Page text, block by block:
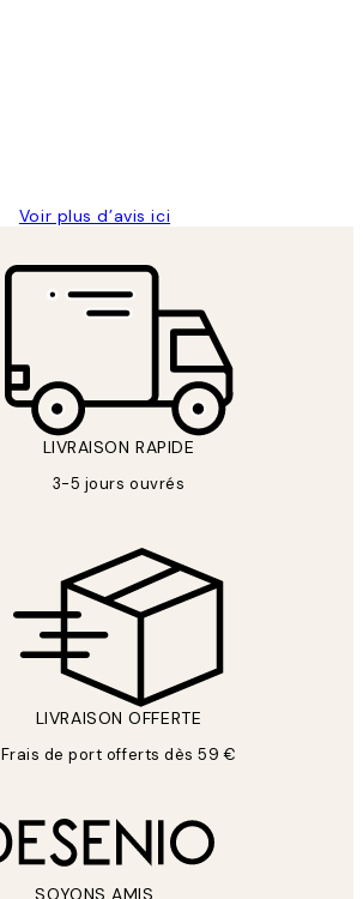
Voir plus d’avis ici
LIVRAISON RAPIDE
3-5 jours ouvrés
LIVRAISON OFFERTE
Frais de port offerts dès 59 €
SOYONS AMIS